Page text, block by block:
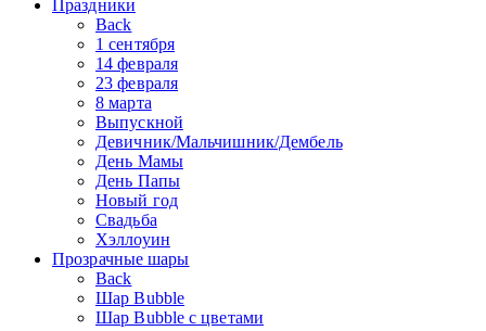
Праздники
Back
1 сентября
14 февраля
23 февраля
8 марта
Выпускной
Девичник/Мальчишник/Дембель
День Мамы
День Папы
Новый год
Свадьба
Хэллоуин
Прозрачные шары
Back
Шар Bubble
Шар Bubble с цветами